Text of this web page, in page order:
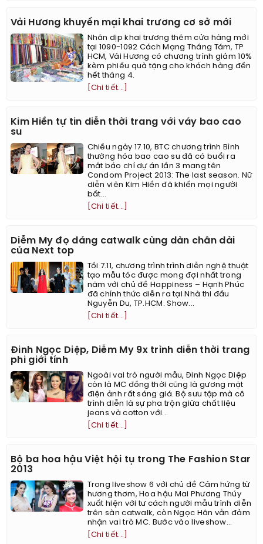
Vải Hương khuyến mại khai trương cơ sở mới
Nhân dịp khai trương thêm cửa hàng mới
tại 1090-1092 Cách Mạng Tháng Tám, TP
HCM, Vải Hương có chương trình giảm 10%
kèm phiếu quà tặng cho khách hàng đến
hết tháng 4.
[Chi tiết...]
Kim Hiền tự tin diễn thời trang với váy bao cao
su
Chiều ngày 17.10, BTC chương trình Bình
thường hóa bao cao su đã có buổi ra
mắt báo chí dự án lần 3 mang tên
Condom Project 2013: The last season. Nữ
diễn viên Kim Hiền đã khiến mọi người
bất...
[Chi tiết...]
Diễm My đọ dáng catwalk cùng dàn chân dài
của Next top
Tối 7.11, chương trình trình diễn nghệ thuật
tạo mẫu tóc được mong đợi nhất trong
năm với chủ đề Happiness – Hạnh Phúc
đã chính thức diễn ra tại Nhà thi đấu
Nguyễn Du, TP.HCM. Show...
[Chi tiết...]
Đinh Ngọc Diệp, Diễm My 9x trình diễn thời trang
phi giới tính
Ngoài vai trò người mẫu, Đinh Ngọc Diệp
còn là MC đồng thời cũng là gương mặt
điện ảnh rất sáng giá. Bộ sưu tập mà cô
trình diễn là sự pha trộn giữa chất liệu
jeans và cotton với...
[Chi tiết...]
Bộ ba hoa hậu Việt hội tụ trong The Fashion Star
2013
Trong liveshow 6 với chủ đề Cảm hứng từ
hương thơm, Hoa hậu Mai Phương Thúy
xuất hiện với tư cách người mẫu trình diễn
trên sàn catwalk, còn Ngọc Hân vẫn đảm
nhận vai trò MC. Bước vào liveshow...
[Chi tiết...]